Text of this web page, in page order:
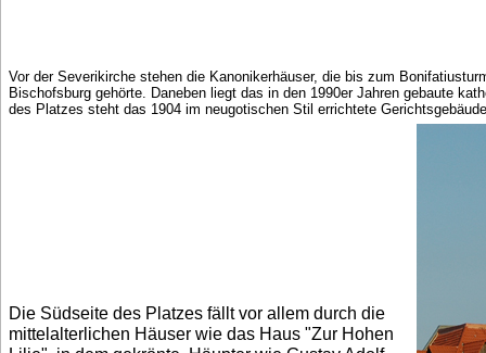
Vor der Severikirche stehen die Kanonikerhäuser, die bis zum
Bischofsburg gehörte. Daneben liegt das in den 1990er Jahren gebaute
des Platzes steht das 1904 im neugotischen Stil errichtete Gerichtsgebäude
Die Südseite des Platzes fällt vor allem durch die
mittelalterlichen Häuser wie das Haus "Zur Hohen